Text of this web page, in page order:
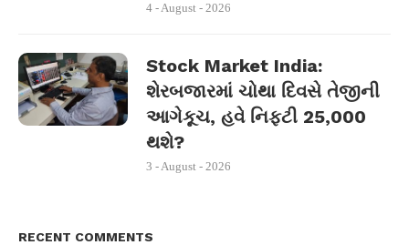
4 - August - 2026
Stock Market India:
શેરબજારમાં ચોથા દિવસે તેજીની
આગેકૂચ, હવે નિફ્ટી 25,000
થશે?
3 - August - 2026
RECENT COMMENTS